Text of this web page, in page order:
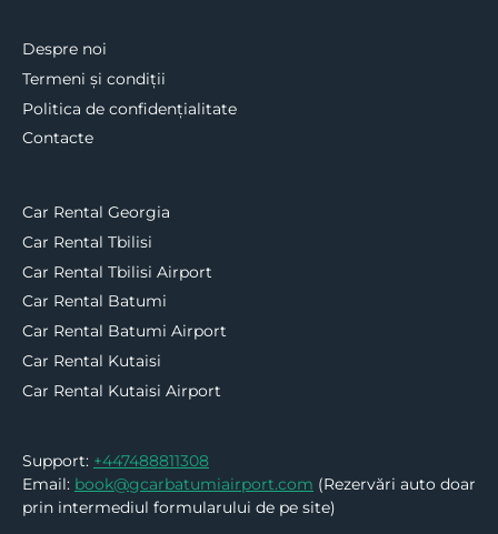
Despre noi
Termeni și condiții
Politica de confidențialitate
Contacte
Car Rental Georgia
Car Rental Tbilisi
Car Rental Tbilisi Airport
Car Rental Batumi
Car Rental Batumi Airport
Car Rental Kutaisi
Car Rental Kutaisi Airport
Support: +447488811308
Email: book@gcarbatumiairport.com (Rezervări auto doar
prin intermediul formularului de pe site)